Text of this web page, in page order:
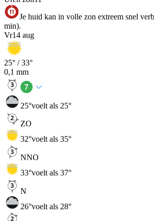
Je huid kan in volle zon extreem snel
min).
Vr14 aug
25° /33°
0,1 mm
25°voelt als 25°
ZO
32°voelt als 35°
NNO
33°voelt als 37°
N
26°voelt als 28°